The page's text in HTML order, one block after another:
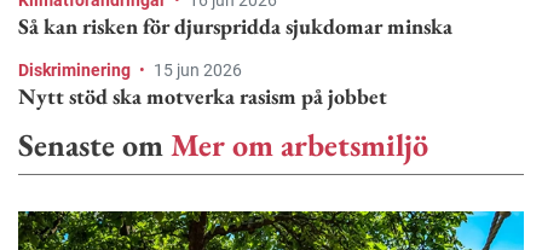
Så kan risken för djurspridda sjukdomar minska
Diskriminering • 15 jun 2026
Nytt stöd ska motverka rasism på jobbet
Senaste omMer om arbetsmiljö